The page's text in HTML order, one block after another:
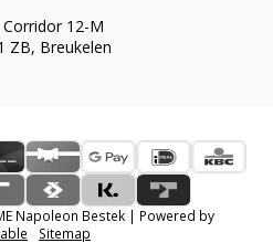
Corridor 12-M
ZB, Breukelen
Napoleon Bestek | Powered by
Sitemap